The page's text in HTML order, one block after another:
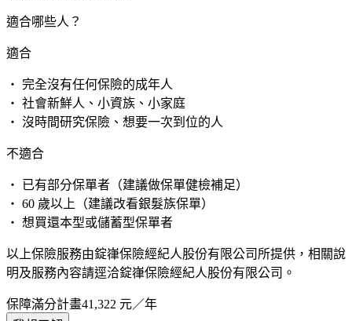
適合哪些人？
適合
・ 完全沒有任何保險的成年人
・ 社會新鮮人、小資族、小家庭
・ 沒時間研究保險、想要一次到位的人
不適合
・ 已有部分保單者（建議做保單健檢補足）
・ 60 歲以上（建議改看銀髮族保單）
・ 想買還本型或儲蓄型保單者
以上保險服務由錠嵂保險經紀人股份有限公司所提供，相關說
明及服務內容請逕洽錠嵂保險經紀人股份有限公司。
保障滿分計畫41,322 元／年